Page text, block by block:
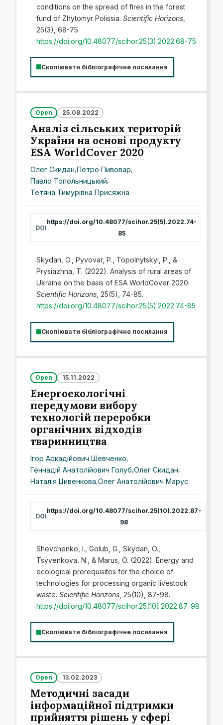
conditions on the spread of fires in the forest
fund of Zhytomyr Polissia. Scientific Horizons,
25(3), 68-75.
https://doi.org/10.48077/scihor.25(3).2022.68-75
Скопіювати бібліографічне посилання
Open 25.08.2022
Аналіз сільських територій
України на основі продукту
ESA WorldCover 2020
Олег Скидан,Петро Пивовар,
Павло Топольницький,
Тетяна Тимурівна Присяжна
DOI
https://doi.org/10.48077/scihor.25(5).2022.74-
85
Skydan, O., Pyvovar, P., Topolnytskyi, P., &
Prysiazhna, T. (2022). Analysis of rural areas of
Ukraine on the basis of ESA WorldCover 2020.
Scientific Horizons, 25(5), 74-85.
https://doi.org/10.48077/scihor.25(5).2022.74-85
Скопіювати бібліографічне посилання
Open 15.11.2022
Енергоекологічні
передумови вибору
технологій переробки
органічних відходів
тваринництва
Ігор Аркадійович Шевченко,
Геннадій Анатолійович Голуб,Олег Скидан,
Наталія Цивенкова,Олег Анатолійович Марус
DOI
https://doi.org/10.48077/scihor.25(10).2022.87-
98
Shevchenko, I., Golub, G., Skydan, O.,
Tsyvenkova, N., & Marus, O. (2022). Energy and
ecological prerequisites for the choice of
technologies for processing organic livestock
waste. Scientific Horizons, 25(10), 87-98.
https://doi.org/10.48077/scihor.25(10).2022.87-98
Скопіювати бібліографічне посилання
Open 13.02.2023
Методичні засади
інформаційної підтримки
прийняття рішень у сфері